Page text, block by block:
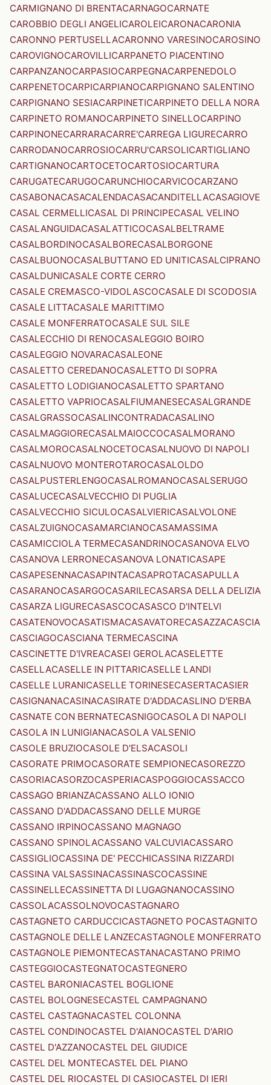
CARMIGNANO DI BRENTACARNAGOCARNATE
CAROBBIO DEGLI ANGELICAROLEICARONACARONIA
CARONNO PERTUSELLACARONNO VARESINOCAROSINO
CAROVIGNOCAROVILLICARPANETO PIACENTINO
CARPANZANOCARPASIOCARPEGNACARPENEDOLO
CARPENETOCARPICARPIANOCARPIGNANO SALENTINO
CARPIGNANO SESIACARPINETICARPINETO DELLA NORA
CARPINETO ROMANOCARPINETO SINELLOCARPINO
CARPINONECARRARACARRE'CARREGA LIGURECARRO
CARRODANOCARROSIOCARRU'CARSOLICARTIGLIANO
CARTIGNANOCARTOCETOCARTOSIOCARTURA
CARUGATECARUGOCARUNCHIOCARVICOCARZANO
CASABONACASACALENDACASACANDITELLACASAGIOVE
CASAL CERMELLICASAL DI PRINCIPECASAL VELINO
CASALANGUIDACASALATTICOCASALBELTRAME
CASALBORDINOCASALBORECASALBORGONE
CASALBUONOCASALBUTTANO ED UNITICASALCIPRANO
CASALDUNICASALE CORTE CERRO
CASALE CREMASCO-VIDOLASCOCASALE DI SCODOSIA
CASALE LITTACASALE MARITTIMO
CASALE MONFERRATOCASALE SUL SILE
CASALECCHIO DI RENOCASALEGGIO BOIRO
CASALEGGIO NOVARACASALEONE
CASALETTO CEREDANOCASALETTO DI SOPRA
CASALETTO LODIGIANOCASALETTO SPARTANO
CASALETTO VAPRIOCASALFIUMANESECASALGRANDE
CASALGRASSOCASALINCONTRADACASALINO
CASALMAGGIORECASALMAIOCCOCASALMORANO
CASALMOROCASALNOCETOCASALNUOVO DI NAPOLI
CASALNUOVO MONTEROTAROCASALOLDO
CASALPUSTERLENGOCASALROMANOCASALSERUGO
CASALUCECASALVECCHIO DI PUGLIA
CASALVECCHIO SICULOCASALVIERICASALVOLONE
CASALZUIGNOCASAMARCIANOCASAMASSIMA
CASAMICCIOLA TERMECASANDRINOCASANOVA ELVO
CASANOVA LERRONECASANOVA LONATICASAPE
CASAPESENNACASAPINTACASAPROTACASAPULLA
CASARANOCASARGOCASARILECASARSA DELLA DELIZIA
CASARZA LIGURECASASCOCASASCO D'INTELVI
CASATENOVOCASATISMACASAVATORECASAZZACASCIA
CASCIAGOCASCIANA TERMECASCINA
CASCINETTE D'IVREACASEI GEROLACASELETTE
CASELLACASELLE IN PITTARICASELLE LANDI
CASELLE LURANICASELLE TORINESECASERTACASIER
CASIGNANACASINACASIRATE D'ADDACASLINO D'ERBA
CASNATE CON BERNATECASNIGOCASOLA DI NAPOLI
CASOLA IN LUNIGIANACASOLA VALSENIO
CASOLE BRUZIOCASOLE D'ELSACASOLI
CASORATE PRIMOCASORATE SEMPIONECASOREZZO
CASORIACASORZOCASPERIACASPOGGIOCASSACCO
CASSAGO BRIANZACASSANO ALLO IONIO
CASSANO D'ADDACASSANO DELLE MURGE
CASSANO IRPINOCASSANO MAGNAGO
CASSANO SPINOLACASSANO VALCUVIACASSARO
CASSIGLIOCASSINA DE' PECCHICASSINA RIZZARDI
CASSINA VALSASSINACASSINASCOCASSINE
CASSINELLECASSINETTA DI LUGAGNANOCASSINO
CASSOLACASSOLNOVOCASTAGNARO
CASTAGNETO CARDUCCICASTAGNETO POCASTAGNITO
CASTAGNOLE DELLE LANZECASTAGNOLE MONFERRATO
CASTAGNOLE PIEMONTECASTANACASTANO PRIMO
CASTEGGIOCASTEGNATOCASTEGNERO
CASTEL BARONIACASTEL BOGLIONE
CASTEL BOLOGNESECASTEL CAMPAGNANO
CASTEL CASTAGNACASTEL COLONNA
CASTEL CONDINOCASTEL D'AIANOCASTEL D'ARIO
CASTEL D'AZZANOCASTEL DEL GIUDICE
CASTEL DEL MONTECASTEL DEL PIANO
CASTEL DEL RIOCASTEL DI CASIOCASTEL DI IERI